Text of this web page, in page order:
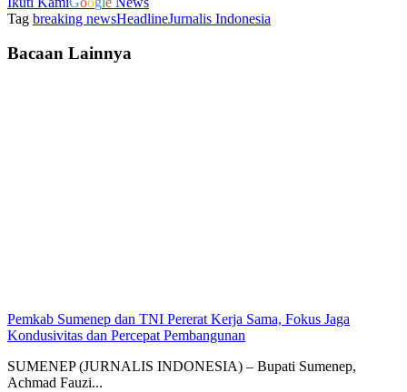
Tag breaking newsHeadlineJurnalis Indonesia
Bacaan Lainnya
Pemkab Sumenep dan TNI Pererat Kerja Sama, Fokus Jaga
Kondusivitas dan Percepat Pembangunan
SUMENEP (JURNALIS INDONESIA) – Bupati Sumenep,
Achmad Fauzi...